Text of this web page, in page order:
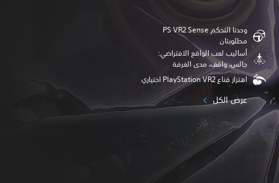
وحدتا التحكم PS VR2 Sense
مطلوبتان
‫أساليب لعب الواقع الافتراضي:
جالس، واقف، مدى الغرفة
اهتزاز قناع PlayStation VR2 اختياري
عرض الكل